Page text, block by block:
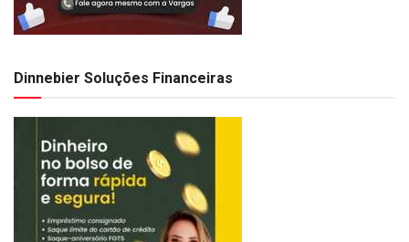
Dinnebier Soluções Financeiras